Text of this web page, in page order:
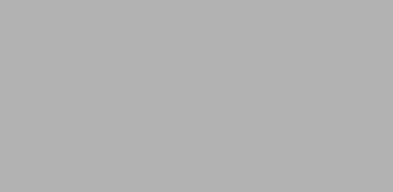
μη εξατομικευμένες και σπάνια
περιήγησης εγκαθίστανται στον